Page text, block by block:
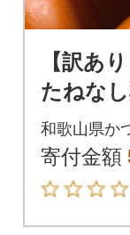
【訳あ
たねな
根早生・
らたねな
和歌山県か
寄付金額